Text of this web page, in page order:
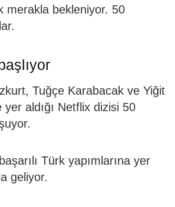
merakla bekleniyor. 50
Tuğçe Karabacak ve Yiğit
aldığı Netflix dizisi 50
Türk yapımlarına yer
geliyor.